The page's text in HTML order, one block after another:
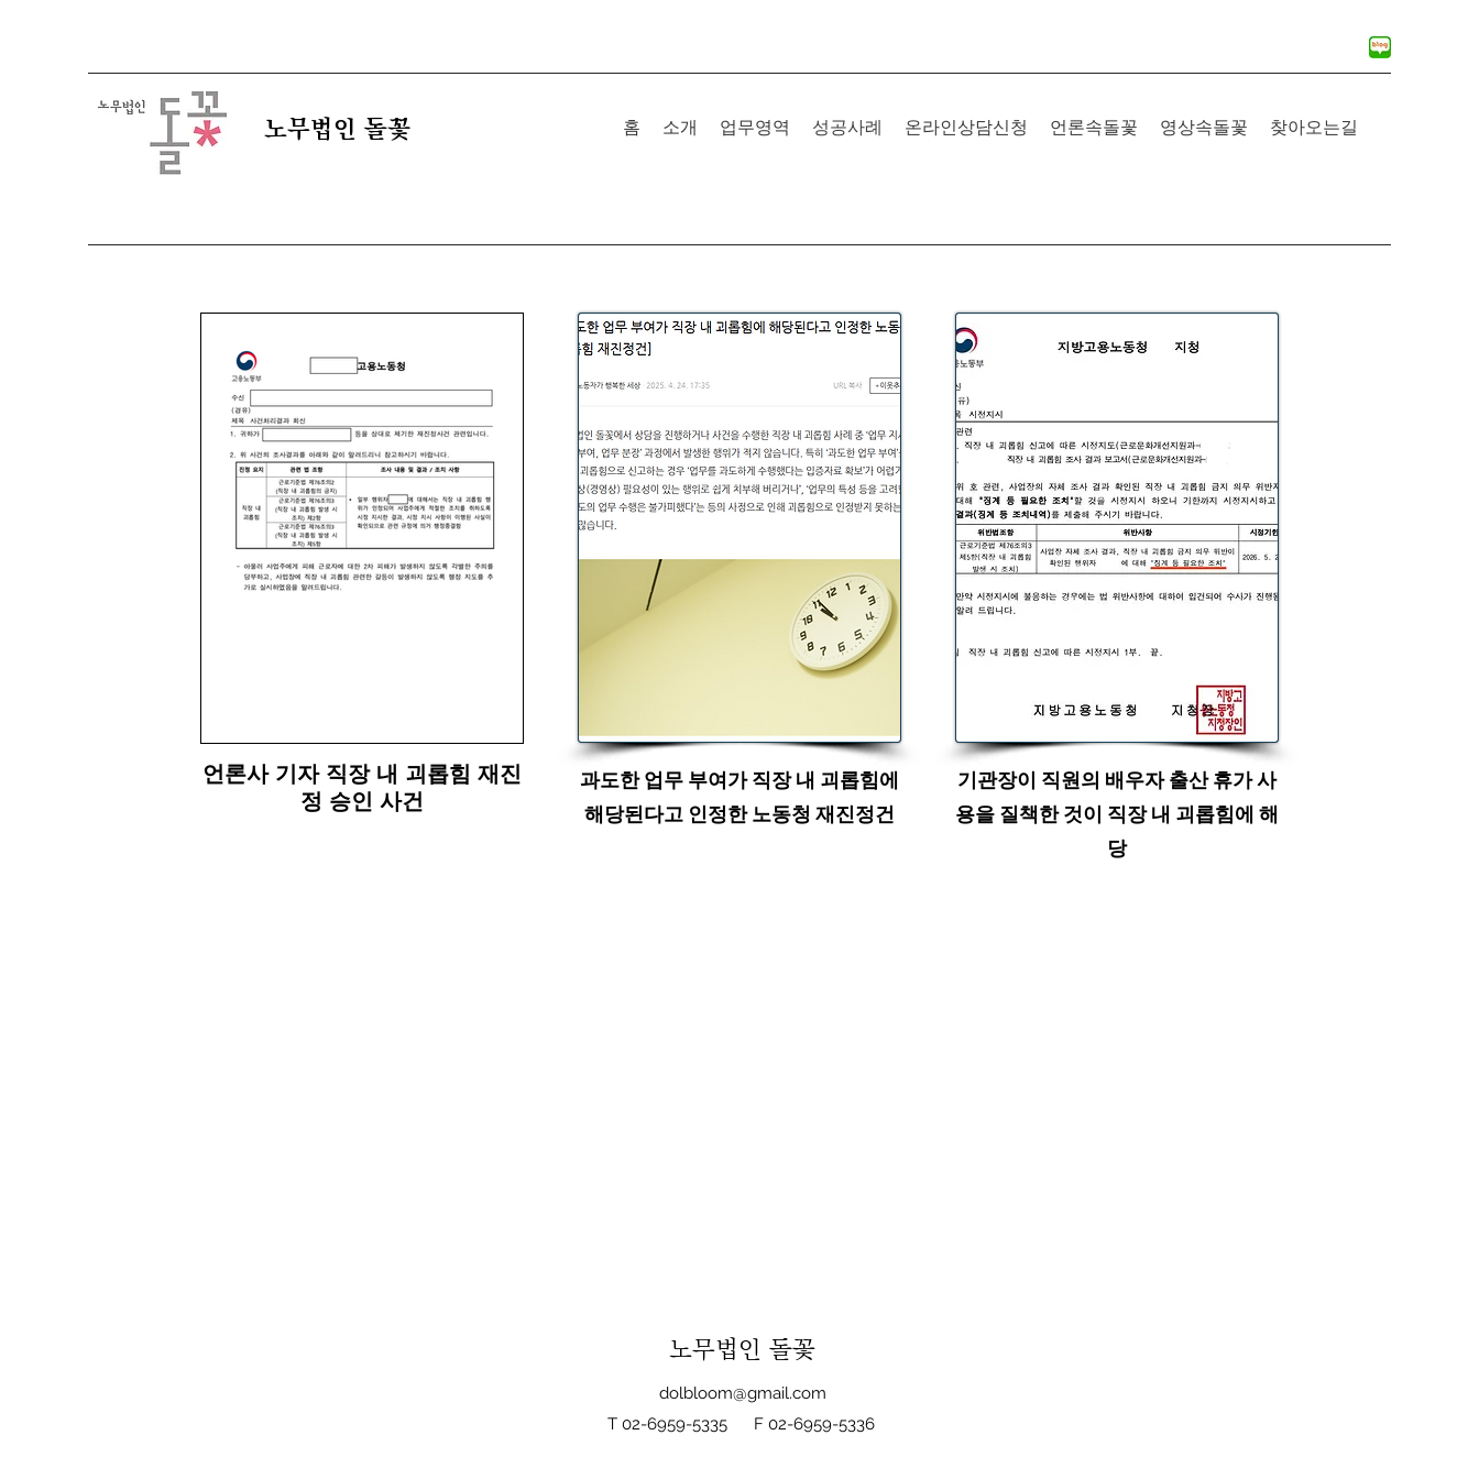
​노무법인 돌꽃 홈 소개 업무영역 성공사례 온라인상담신청 언론속돌꽃 영상속돌꽃 찾아오는길
언론사 기자 직장 내 괴롭힘 재진
정 승인 사건
과도한 업무 부여가 직장 내 괴롭힘에
해당된다고 인정한 노동청 재진정건
기관장이 직원의 배우자 출산 휴가 사
용을 질책한 것이 직장 내 괴롭힘에 해
당
노무법인 돌꽃
dolbloom@gmail.com
T 02-6959-5335
F 02-6959-5336